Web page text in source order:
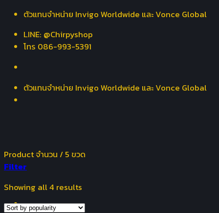
Skip
content
ตัวแทนจำหน่าย Invigo Worldwide และ Vonce Global
LINE: @Chirpyshop
โทร 086-993-5391
ตัวแทนจำหน่าย Invigo Worldwide และ Vonce Global
Product จำนวน / 5 ขวด
Filter
Showing all 4 results